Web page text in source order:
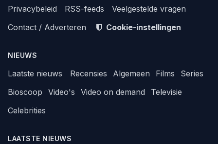
Privacybeleid
RSS-feeds
Veelgestelde vragen
Contact / Adverteren
Cookie-instellingen
NIEUWS
Laatste nieuws Recensies Algemeen Films
Series
Bioscoop
Video's Video on demand
Televisie
Celebrities
LAATSTE NIEUWS